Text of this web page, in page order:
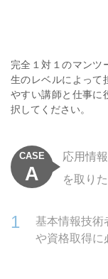
完全１対１のマンツ
生のレベルによって
やすい講師と仕事に
択してください。
CASE
A
応用情
を取り
基本情報技術
や資格取得に